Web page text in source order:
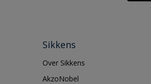
Sikkens
Over Sikkens
AkzoNobel